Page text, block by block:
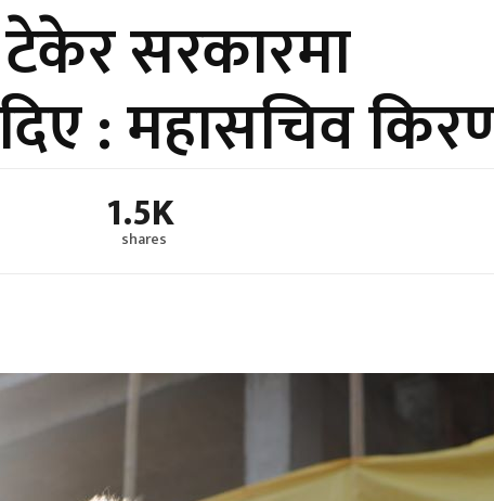
सरकारमा
: महासचिव
1.5K
shares